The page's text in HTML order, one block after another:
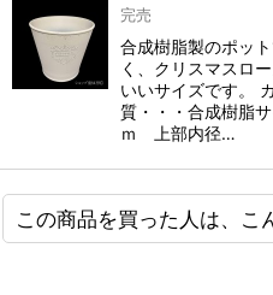
完売
合成樹脂製のポッ
く、クリスマスロ
いいサイズです。
質・・・合成樹脂
ｍ 上部内径…
この商品を買った人は、こ